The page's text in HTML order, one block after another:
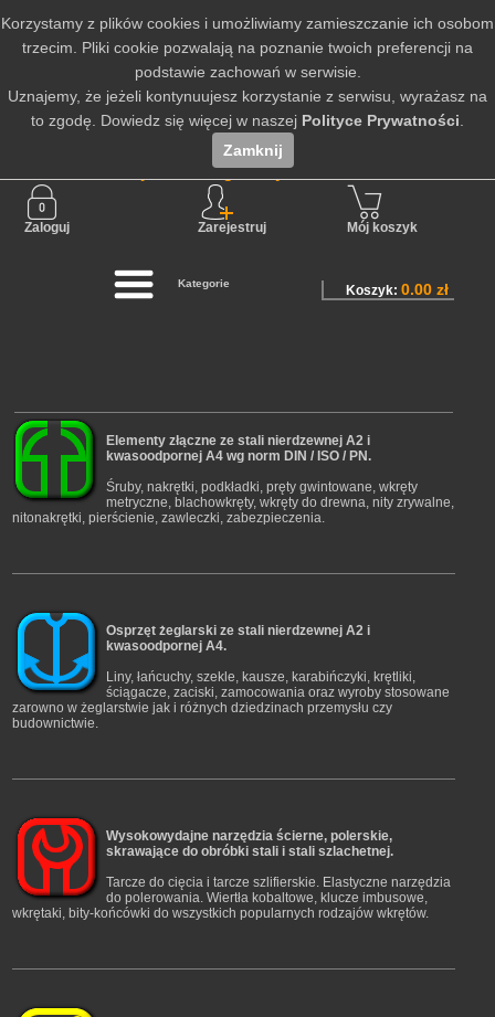
Nie jesteś zalogowany
Zaloguj Zarejestruj Mój koszyk
Kategorie
Elementy złączne ze stali nierdzewnej A2 i
kwasoodpornej A4 wg norm DIN / ISO / PN.
Śruby, nakrętki, podkładki, pręty gwintowane, wkręty
metryczne, blachowkręty, wkręty do drewna, nity zrywalne,
nitonakrętki, pierścienie, zawleczki, zabezpieczenia.
Osprzęt żeglarski ze stali nierdzewnej A2 i
kwasoodpornej A4.
Liny, łańcuchy, szekle, kausze, karabińczyki, krętliki,
ściągacze, zaciski, zamocowania oraz wyroby stosowane
zarowno w żeglarstwie jak i różnych dziedzinach przemysłu czy
budownictwie.
Wysokowydajne narzędzia ścierne, polerskie,
skrawające do obróbki stali i stali szlachetnej.
Tarcze do cięcia i tarcze szlifierskie. Elastyczne narzędzia
do polerowania. Wiertła kobaltowe, klucze imbusowe,
wkrętaki, bity-końcówki do wszystkich popularnych rodzajów wkrętów.
Koszyk:0.00 zł
Korzystamy z plików cookies i umożliwiamy zamieszczanie ich osobom
trzecim. Pliki cookie pozwalają na poznanie twoich preferencji na
podstawie zachowań w serwisie.
Uznajemy, że jeżeli kontynuujesz korzystanie z serwisu, wyrażasz na
to zgodę. Dowiedz się więcej w naszej Polityce Prywatności
Zamknij